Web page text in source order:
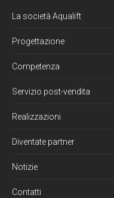
La società Aqualift
Progettazione
Competenza
Servizio post-vendita
Realizzazioni
Diventate partner
Notizie
Contatti